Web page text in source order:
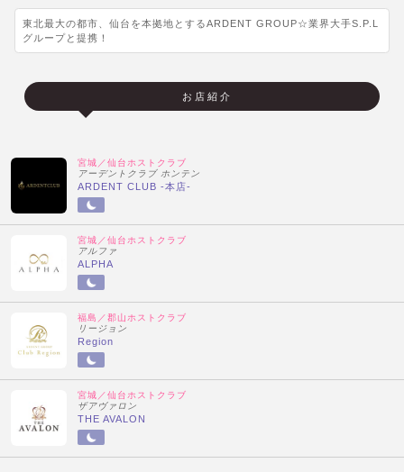
東北最大の都市、仙台を本拠地とするARDENT GROUP☆業界大手S.P.L
グループと提携！
お店紹介
宮城／仙台ホストクラブ
アーデントクラブ ホンテン
ARDENT CLUB -本店-
宮城／仙台ホストクラブ
アルファ
ALPHA
福島／郡山ホストクラブ
リージョン
Region
宮城／仙台ホストクラブ
ザアヴァロン
THE AVALON